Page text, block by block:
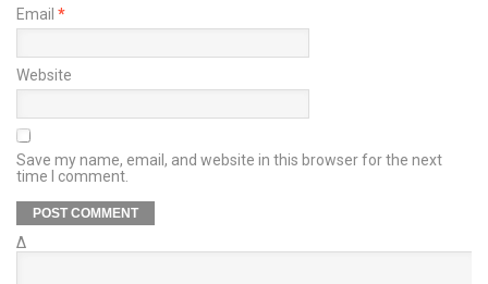
Email *
Website
Save my name, email, and website in this browser for the next
time I comment.
Δ